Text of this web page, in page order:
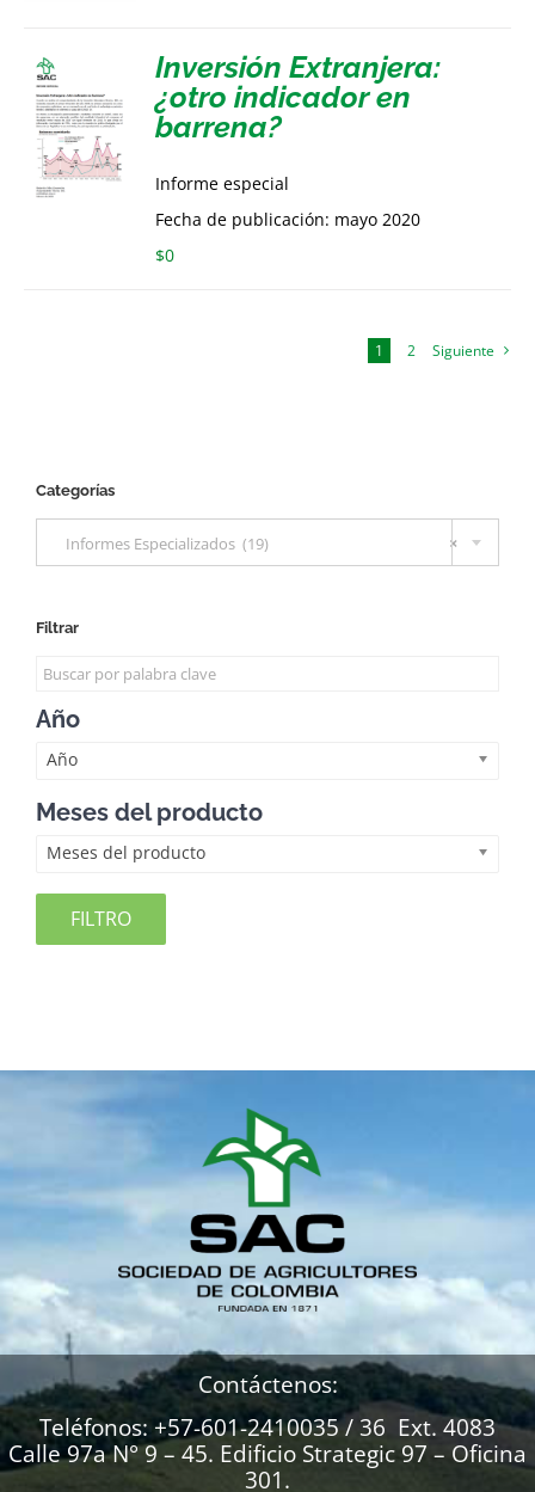
Inversión Extranjera:
¿otro indicador en
barrena?
Informe especial
Fecha de publicación: mayo 2020
$0
1 2 Siguiente
Categorías
×
Informes Especializados (19)
Filtrar
Año
Año
Meses del producto
Meses del producto
FILTRO
Contáctenos:
Teléfonos: +57-601-2410035 / 36 Ext. 4083
Calle 97a N° 9 – 45. Edificio Strategic 97 – Oficina
301.